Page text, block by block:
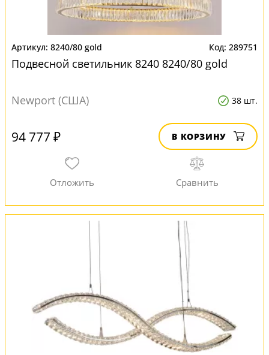
8240/80 gold 289751
Подвесной светильник 8240 8240/80 gold
Newport (США) 38 шт.
94 777 ₽ В КОРЗИНУ